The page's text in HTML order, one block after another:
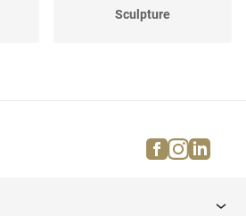
Sculpture
Horloges
facebook